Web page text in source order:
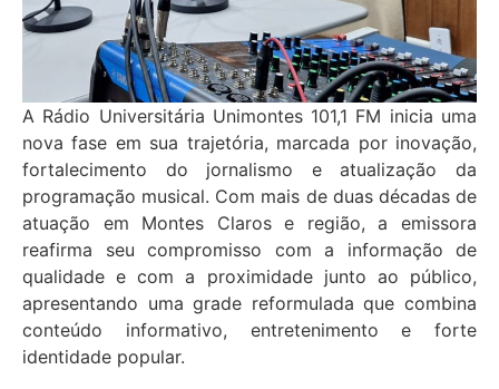
A Rádio Universitária Unimontes 101,1 FM inicia uma
nova fase em sua trajetória, marcada por inovação,
fortalecimento do jornalismo e atualização da
programação musical. Com mais de duas décadas de
atuação em Montes Claros e região, a emissora
reafirma seu compromisso com a informação de
qualidade e com a proximidade junto ao público,
apresentando uma grade reformulada que combina
conteúdo informativo, entretenimento e forte
identidade popular.